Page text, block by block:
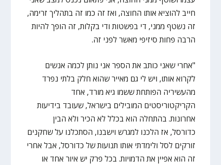
חייב להוציא אותו החוצה, ואז זה כמו זה בתהליך זרימה,
זה נשטף ממני, די בפשטות ודי בקלות, זה הופך להיות
הרבה פחות סיזיפי מאשר לפני זה.
"אחרי שאני כותב את הספר אני נותן לכמה אנשים
לקרוא אותו, ויש לי גם מאייר שהוא חלק בלתי נפרד
מהעשיריה הפותחת ששמו גיא מורד, אחד
הקריקטוריסטים המובילים בישראל, שעובד בידיעות
אחרונות. בהתחלה הוא בכלל לא הכיר ולא הבין
כדורסל, אז הלכנו למגרש וישבנו, הסתכלנו על שחקנים
זורקים לסל ולימדתי אותו תנועות של כדורסל, אבל אחרי
זה הוא אפיין את הדמויות. בכל פרק יש איור אחד או